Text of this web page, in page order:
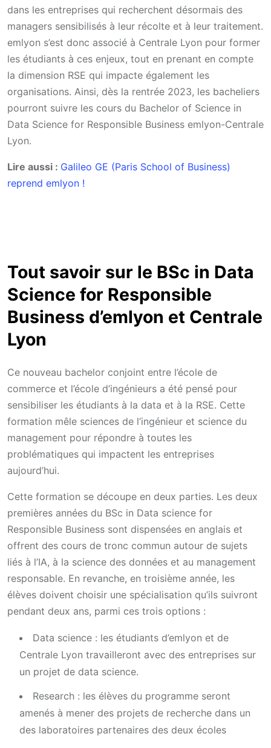
dans les entreprises qui recherchent désormais des
managers sensibilisés à leur récolte et à leur traitement.
emlyon s’est donc associé à Centrale Lyon pour former
les étudiants à ces enjeux, tout en prenant en compte
la dimension RSE qui impacte également les
organisations. Ainsi, dès la rentrée 2023, les bacheliers
pourront suivre les cours du Bachelor of Science in
Data Science for Responsible Business emlyon-Centrale
Lyon.
Lire aussi : Galileo GE (Paris School of Business)
reprend emlyon !
Tout savoir sur le BSc in Data
Science for Responsible
Business d’emlyon et Centrale
Lyon
Ce nouveau bachelor conjoint entre l’école de
commerce et l’école d’ingénieurs a été pensé pour
sensibiliser les étudiants à la data et à la RSE. Cette
formation mêle sciences de l’ingénieur et science du
management pour répondre à toutes les
problématiques qui impactent les entreprises
aujourd’hui.
Cette formation se découpe en deux parties. Les deux
premières années du BSc in Data science for
Responsible Business sont dispensées en anglais et
offrent des cours de tronc commun autour de sujets
liés à l’IA, à la science des données et au management
responsable. En revanche, en troisième année, les
élèves doivent choisir une spécialisation qu’ils suivront
pendant deux ans, parmi ces trois options :
Data science : les étudiants d’emlyon et de
Centrale Lyon travailleront avec des entreprises sur
un projet de data science.
Research : les élèves du programme seront
amenés à mener des projets de recherche dans un
des laboratoires partenaires des deux écoles